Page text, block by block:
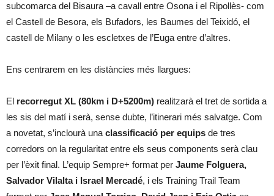
subcomarca del Bisaura –a cavall entre Osona i el Ripollès- com
el Castell de Besora, els Bufadors, les Baumes del Teixidó, el
castell de Milany o les escletxes de l’Euga entre d’altres.
Ens centrarem en les distàncies més llargues:
El recorregut XL (80km i D+5200m) realitzarà el tret de sortida a
les sis del matí i serà, sense dubte, l’itinerari més salvatge. Com
a novetat, s’inclourà una classificació per equips de tres
corredors on la regularitat entre els seus components serà clau
per l’èxit final. L’equip Sempre+ format per Jaume Folguera,
Salvador Vilalta i Israel Mercadé, i els Training Trail Team